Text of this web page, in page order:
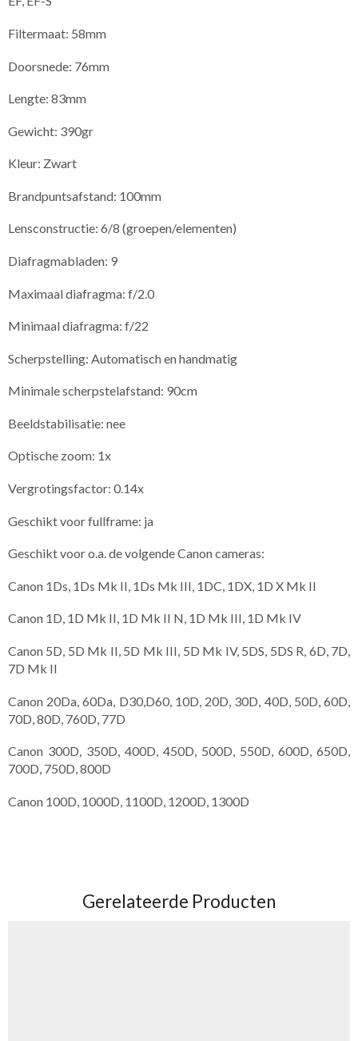
Filtermaat: 58mm
Doorsnede: 76mm
Lengte: 83mm
Gewicht: 390gr
Kleur: Zwart
Brandpuntsafstand: 100mm
Lensconstructie: 6/8 (groepen/elementen)
Diafragmabladen: 9
Maximaal diafragma: f/2.0
Minimaal diafragma: f/22
Scherpstelling: Automatisch en handmatig
Minimale scherpstelafstand: 90cm
Beeldstabilisatie: nee
Optische zoom: 1x
Vergrotingsfactor: 0.14x
Geschikt voor fullframe: ja
Geschikt voor o.a. de volgende Canon cameras:
Canon 1Ds, 1Ds Mk II, 1Ds Mk III, 1DC, 1DX, 1D X Mk II
Canon 1D, 1D Mk II, 1D Mk II N, 1D Mk III, 1D Mk IV
Canon 5D, 5D Mk II, 5D Mk III, 5D Mk IV, 5DS, 5DS R, 6D, 7D,
7D Mk II
Canon 20Da, 60Da, D30,D60, 10D, 20D, 30D, 40D, 50D, 60D,
70D, 80D, 760D, 77D
Canon 300D, 350D, 400D, 450D, 500D, 550D, 600D, 650D,
700D, 750D, 800D
Canon 100D, 1000D, 1100D, 1200D, 1300D
Gerelateerde Producten